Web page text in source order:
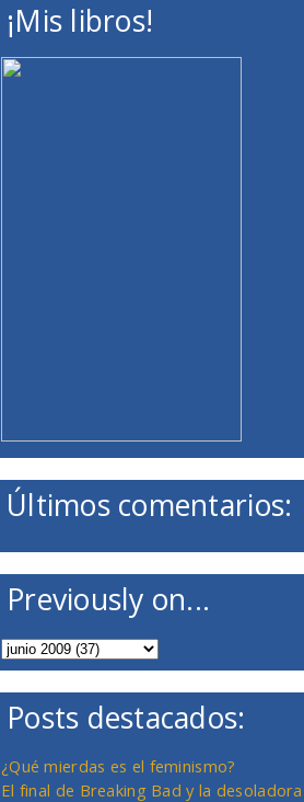
¡Mis libros!
Últimos comentarios:
Previously on...
Posts destacados:
¿Qué mierdas es el feminismo?
El final de Breaking Bad y la desoladora